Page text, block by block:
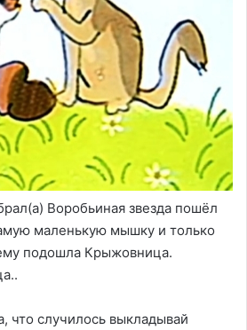
Воробьиная звезда пошёл
маленькую мышку и только
подошла Крыжовница.
что случилось выкладывай